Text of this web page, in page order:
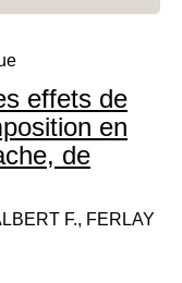
effets de
en
de
F., FERLAY